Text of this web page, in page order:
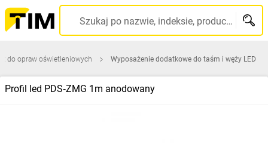
Szukaj po nazwie, indeksie, producencie, kodzie kreskowym...
do opraw oświetleniowych Wyposażenie dodatkowe do taśm i węży LED
Profil led PDS‑ZMG 1m anodowany